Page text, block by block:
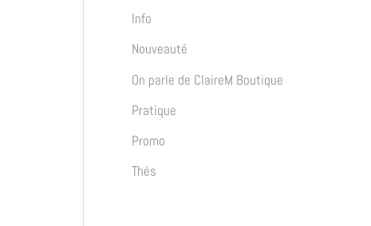
c
:
Info
Nouveauté
On parle de ClaireM Boutique
Pratique
Promo
Thés